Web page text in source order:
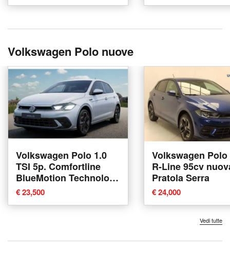
Volkswagen Polo nuove
Volkswagen Polo 1.0
TSI 5p. Comfortline
BlueMotion Technology
nuova a Pratola Serra
€ 23,500
Volkswagen
R-Line 95cv
Pratola Serra
€ 24,000
Vedi tutte